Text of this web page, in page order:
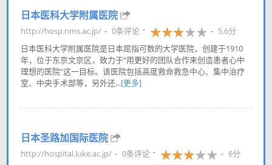
日本医科大学附属医院
http://hosp.nms.ac.jp/ 0条评论
5.6分
日本医科大学附属医院是日本屈指可数的大学医院，创建于1910
年，位于东京文京区，致力于“用更好的团队合作来创造患者心中
理想的医院”这一目标。该医院包括高度救命救急中心、集中治疗
室、中央手术部等，另外还...[更多]
日本圣路加国际医院
http://hospital.luke.ac.jp/ 0条评论 6分